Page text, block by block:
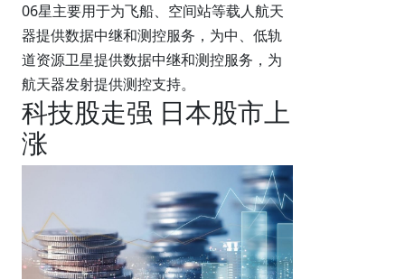
06星主要用于为飞船、空间站等载人航天
器提供数据中继和测控服务，为中、低轨
道资源卫星提供数据中继和测控服务，为
航天器发射提供测控支持。
科技股走强 日本股市上
涨